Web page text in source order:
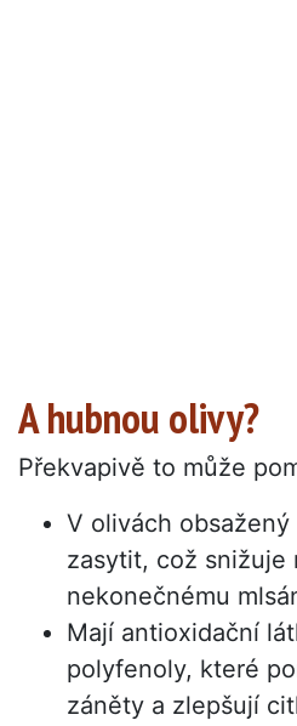
A hubnou olivy?
Překvapivě to může
V olivách
zasytit, což snižuje
nekonečnému
Mají antioxidační
polyfenoly, které
záněty a zlepšují